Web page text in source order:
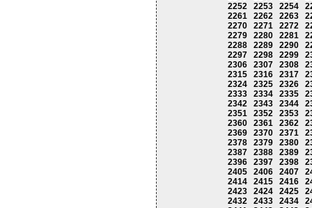
2252
2253 2254
2261
2262 2263
2270
2271 2272
2279
2280 2281
2288
2289 2290
2297
2298 2299
2306
2307 2308
2315
2316 2317
2324
2325 2326
2333
2334 2335
2342
2343 2344
2351
2352 2353
2360
2361 2362
2369
2370 2371
2378
2379 2380
2387
2388 2389
2396
2397 2398
2405
2406 2407
2414
2415 2416
2423
2424 2425
2432
2433 2434